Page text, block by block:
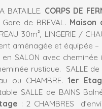
BATAILLE. CORPS DE
de BREVAL. Maison
30m², LINGERIE /
aménagée et équipée –
SALON avec
rustique. SALLE
ou CHAMBRE.1er
SALLE de BAINS
: 2 CHAMBRES